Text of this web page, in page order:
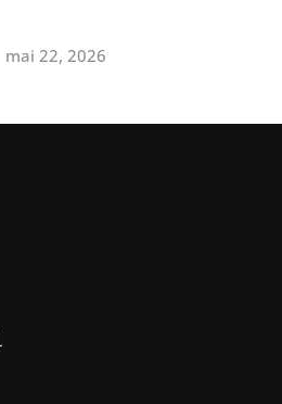
mai 22, 2026